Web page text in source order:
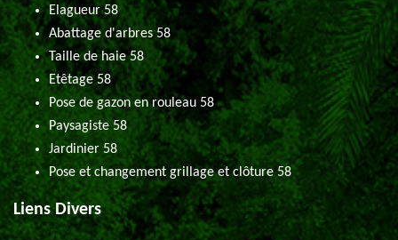
Elagueur 58
Abattage d'arbres 58
Taille de haie 58
Etêtage 58
Pose de gazon en rouleau 58
Paysagiste 58
Jardinier 58
Pose et changement grillage et clôture 58
Liens Divers